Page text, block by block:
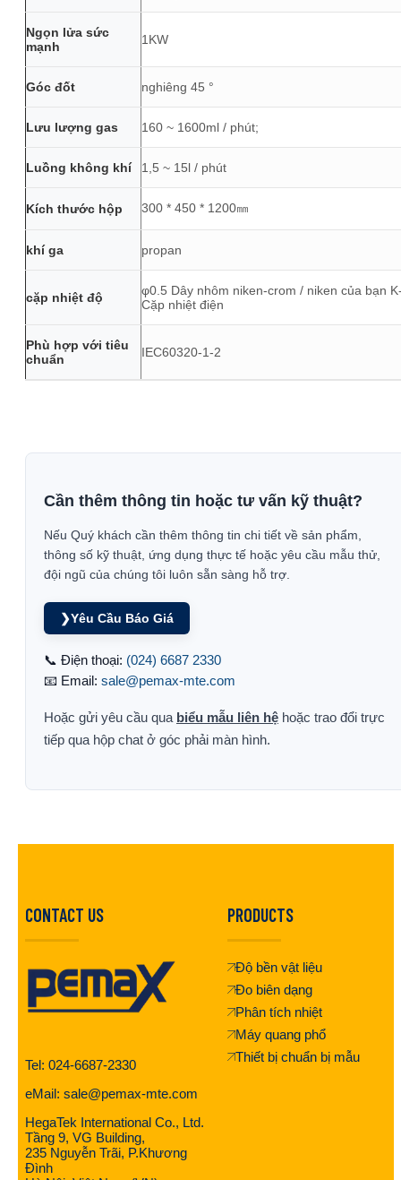
Ngọn lửa sức
mạnh
1KW
Góc đốt nghiêng 45 °
Lưu lượng gas 160 ~ 1600ml / phút;
Luồng không khí 1,5 ~ 15l / phút
Kích thước hộp 300 * 450 * 1200㎜
khí ga propan
cặp nhiệt độ
φ0.5 Dây nhôm niken-crom / niken của bạn
Cặp nhiệt điện
Phù hợp với tiêu
chuẩn
IEC60320-1-2
Cần thêm thông tin hoặc tư vấn kỹ thuật?
Nếu Quý khách cần thêm thông tin chi tiết về sản phẩm,
thông số kỹ thuật, ứng dụng thực tế hoặc yêu cầu mẫu thử,
đội ngũ của chúng tôi luôn sẵn sàng hỗ trợ.
❯Yêu Cầu Báo Giá
📞 Điện thoại: (024) 6687 2330
📧 Email: sale@pemax-mte.com
Hoặc gửi yêu cầu qua biểu mẫu liên hệ hoặc trao đổi trực
tiếp qua hộp chat ở góc phải màn hình.
CONTACT US
Tel: 024-6687-2330
eMail: sale@pemax-mte.com
HegaTek International Co., Ltd.
Tầng 9, VG Building,
235 Nguyễn Trãi, P.Khương
Đình
PRODUCTS
Độ bền vật liệu
Đo biên dạng
Phân tích nhiệt
Máy quang phổ
Thiết bị chuẩn bị mẫu